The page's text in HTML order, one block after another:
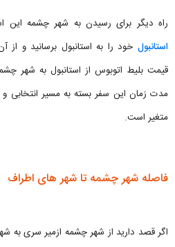
راه دیگر برای رسیدن به شهر چشمه این
استانبول خود را به استانبول برسانید و
متغیر است.
فاصله شهر چشمه تا شهر های اطراف
اگر قصد دارید از شهر چشمه ازمير سری به